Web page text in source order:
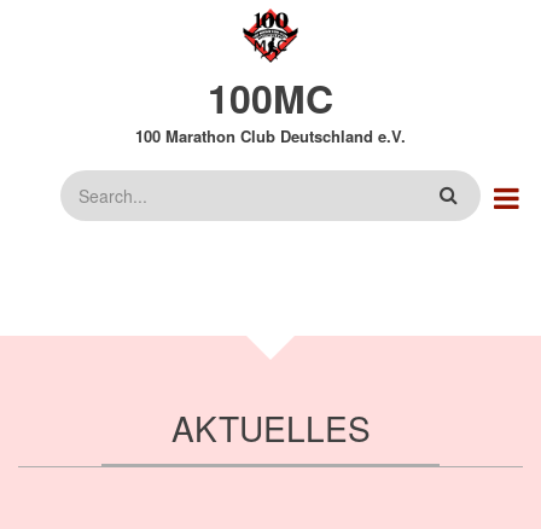
100MC
100 Marathon Club Deutschland e.V.
Suche
AKTUELLES